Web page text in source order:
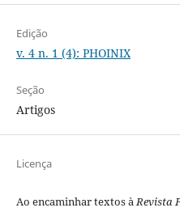
Edição
v. 4 n. 1 (4): PHOINIX
Seção
Artigos
Licença
Ao encaminhar textos àRevista